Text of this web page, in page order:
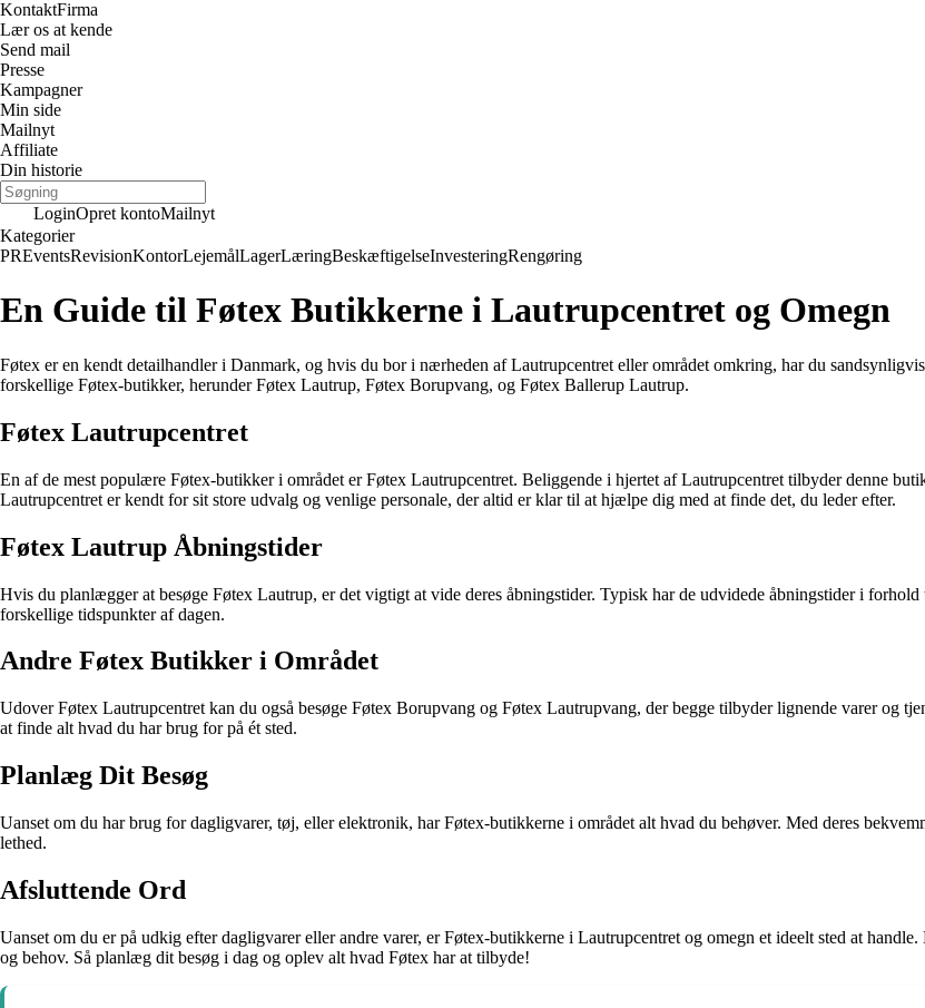
KontaktFirma
Lær os at kende
Send mail
Presse
Kampagner
Min side
Mailnyt
Affiliate
Din historie
LoginOpret kontoMailnyt
Kategorier
PREventsRevisionKontorLejemålLagerLæringBeskæftigelseInvesteringRengøring
En Guide til Føtex Butikkerne i Lautrupcentret og Omegn
Føtex er en kendt detailhandler i Danmark, og hvis du bor i nærheden af Lautrupcentret eller området omkring, har du
forskellige Føtex-butikker, herunder Føtex Lautrup, Føtex Borupvang, og Føtex Ballerup Lautrup.
Føtex Lautrupcentret
En af de mest populære Føtex-butikker i området er Føtex Lautrupcentret. Beliggende i hjertet af Lautrupcentret tilbyder denne
Lautrupcentret er kendt for sit store udvalg og venlige personale, der altid er klar til at hjælpe dig med at finde det, du leder efter.
Føtex Lautrup Åbningstider
Hvis du planlægger at besøge Føtex Lautrup, er det vigtigt at vide deres åbningstider. Typisk har de udvidede åbningstider i
forskellige tidspunkter af dagen.
Andre Føtex Butikker i Området
Udover Føtex Lautrupcentret kan du også besøge Føtex Borupvang og Føtex Lautrupvang, der begge tilbyder lignende varer og
at finde alt hvad du har brug for på ét sted.
Planlæg Dit Besøg
Uanset om du har brug for dagligvarer, tøj, eller elektronik, har Føtex-butikkerne i området alt hvad du behøver. Med deres
lethed.
Afsluttende Ord
Uanset om du er på udkig efter dagligvarer eller andre varer, er Føtex-butikkerne i Lautrupcentret og omegn et ideelt sted at
og behov. Så planlæg dit besøg i dag og oplev alt hvad Føtex har at tilbyde!